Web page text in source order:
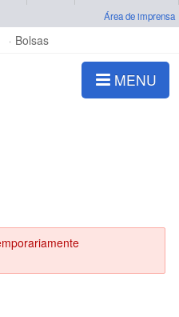
Área de imprensa
Bolsas
MENU